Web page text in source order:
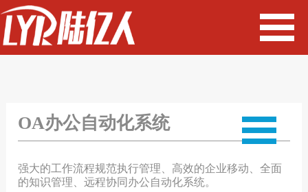
OA办公自动化系统
强大的工作流程规范执行管理、高效的企业移动、全面
的知识管理、远程协同办公自动化系统。